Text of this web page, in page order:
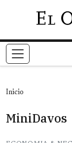
Inicio
MiniDavos